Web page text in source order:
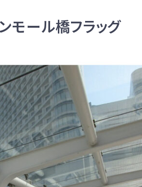
モール橋フラッグ